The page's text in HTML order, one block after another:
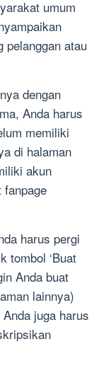
umum
pelanggan atau
dengan
Anda harus
memiliki
di halaman
akun
fanpage
harus pergi
tombol ‘Buat
Anda buat
lainnya)
juga harus